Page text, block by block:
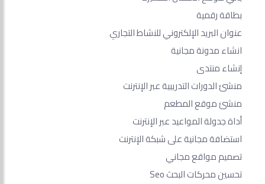
بطاقة رقمية
عنوان البريد الإلكتروني للنشاط التجاري
انشاء مدونة مجانية
إنشاء منتدى
منشئ الدورات التدريبية عبر الإنترنت
منشئ موقع المطعم
أداة جدولة المواعيد عبر الإنترنت
استضافة مجانية على شبكة الإنترنت
تصميم مواقع مجاني
تحسين محركات البحث Seo​